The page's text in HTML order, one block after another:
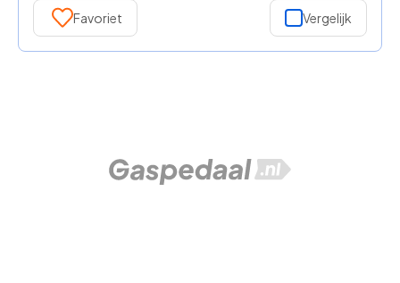
Favoriet Vergelijk